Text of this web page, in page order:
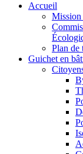
Accueil
Plan de
Guichet en